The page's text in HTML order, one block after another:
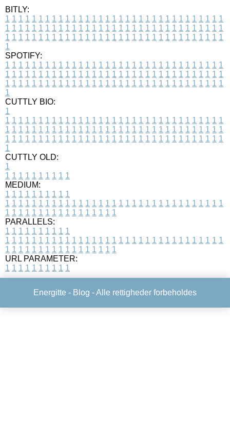
BITLY:
1 1 1 1 1 1 1 1 1 1 1 1 1 1 1 1 1 1 1 1 1 1 1 1 1 1 1 1 1 1 1 1 1
1 1 1 1 1 1 1 1 1 1 1 1 1 1 1 1 1 1 1 1 1 1 1 1 1 1 1 1 1 1 1 1 1
1 1 1 1 1 1 1 1 1 1 1 1 1 1 1 1 1 1 1 1 1 1 1 1 1 1 1 1 1 1 1 1 1
1
SPOTIFY:
1 1 1 1 1 1 1 1 1 1 1 1 1 1 1 1 1 1 1 1 1 1 1 1 1 1 1 1 1 1 1 1 1
1 1 1 1 1 1 1 1 1 1 1 1 1 1 1 1 1 1 1 1 1 1 1 1 1 1 1 1 1 1 1 1 1
1 1 1 1 1 1 1 1 1 1 1 1 1 1 1 1 1 1 1 1 1 1 1 1 1 1 1 1 1 1 1 1 1
1
CUTTLY BIO:
1
1 1 1 1 1 1 1 1 1 1 1 1 1 1 1 1 1 1 1 1 1 1 1 1 1 1 1 1 1 1 1 1 1
1 1 1 1 1 1 1 1 1 1 1 1 1 1 1 1 1 1 1 1 1 1 1 1 1 1 1 1 1 1 1 1 1
1 1 1 1 1 1 1 1 1 1 1 1 1 1 1 1 1 1 1 1 1 1 1 1 1 1 1 1 1 1 1 1 1
1
CUTTLY OLD:
1
1 1 1 1 1 1 1 1 1 1
MEDIUM:
1 1 1 1 1 1 1 1 1 1
1 1 1 1 1 1 1 1 1 1 1 1 1 1 1 1 1 1 1 1 1 1 1 1 1 1 1 1 1 1 1 1 1
1 1 1 1 1 1 1 1 1 1 1 1 1 1 1 1 1
PARALLELS:
1 1 1 1 1 1 1 1 1 1
1 1 1 1 1 1 1 1 1 1 1 1 1 1 1 1 1 1 1 1 1 1 1 1 1 1 1 1 1 1 1 1 1
1 1 1 1 1 1 1 1 1 1 1 1 1 1 1 1 1
URL PARAMETER:
1 1 1 1 1 1 1 1 1 1
Energitte - Blog - Alle rettigheder forbeholdes